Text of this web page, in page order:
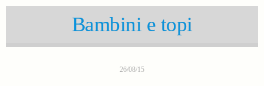
Bambini e topi
26/08/15